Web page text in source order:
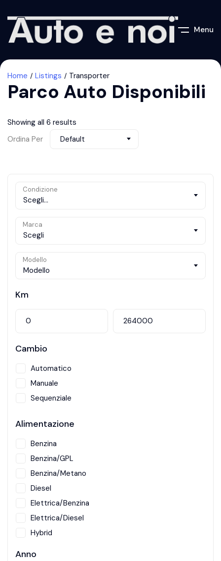
Menu
Home Listings Transporter
Parco Auto Disponibili
Showing all 6 results
Ordina Per
Default
Condizione
Scegli...
Marca
Scegli
Modello
Modello
Km
Cambio
Automatico
Manuale
Sequenziale
Alimentazione
Benzina
Benzina/GPL
Benzina/Metano
Diesel
Elettrica/Benzina
Elettrica/Diesel
Hybrid
Anno